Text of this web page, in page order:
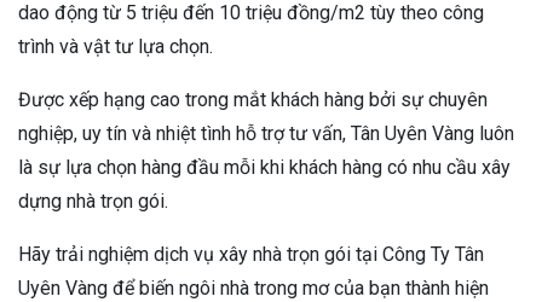
dao động từ 5 triệu đến 10 triệu đồng/m2 tùy theo công
trình và vật tư lựa chọn.
Được xếp hạng cao trong mắt khách hàng bởi sự chuyên
nghiệp, uy tín và nhiệt tình hỗ trợ tư vấn, Tân Uyên Vàng luôn
là sự lựa chọn hàng đầu mỗi khi khách hàng có nhu cầu xây
dựng nhà trọn gói.
Hãy trải nghiệm dịch vụ xây nhà trọn gói tại Công Ty Tân
Uyên Vàng để biến ngôi nhà trong mơ của bạn thành hiện